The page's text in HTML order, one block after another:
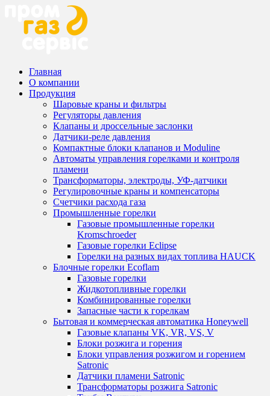
Главная
О компании
Продукция
Шаровые краны и фильтры
Регуляторы давления
Клапаны и дроссельные заслонки
Датчики-реле давления
Компактные блоки клапанов и Moduline
Автоматы управления горелками и контроля
пламени
Трансформаторы, электроды, УФ-датчики
Регулировочные краны и компенсаторы
Счетчики расхода газа
Промышленные горелки
Газовые промышленные горелки
Kromschroeder
Газовые горелки Eclipse
Горелки на разных видах топлива HAUCK
Блочные горелки Ecoflam
Газовые горелки
Жидкотопливные горелки
Комбинированные горелки
Запасные части к горелкам
Бытовая и коммерческая автоматика Honeywell
Газовые клапаны VK, VR, VS, V
Блоки розжига и горения
Блоки управления розжигом и горением
Satronic
Датчики пламени Satronic
Трансформаторы розжига Satronic